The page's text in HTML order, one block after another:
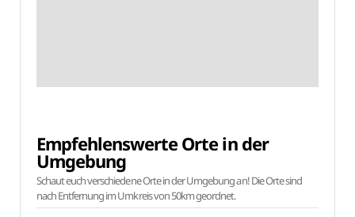
Empfehlenswerte Orte in der
Umgebung
Schaut euch verschiedene Orte in der Umgebung an! Die Orte sind
nach Entfernung im Umkreis von 50km geordnet.